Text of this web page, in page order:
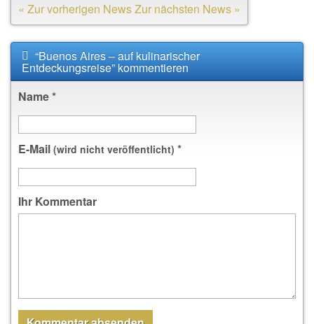
« Zur vorherigen NewsZur nächsten News »
“Buenos Aires – auf kulinarischer
Entdeckungsreise” kommentieren
Name*
E-Mail (wird nicht veröffentlicht) *
Ihr Kommentar